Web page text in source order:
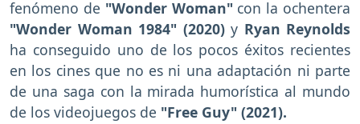
fenómeno de "Wonder Woman" con la ochentera
"Wonder Woman 1984" (2020)y Ryan Reynolds
ha conseguido uno de los pocos éxitos recientes
en los cines que no es ni una adaptación ni parte
de una saga con la mirada humorística al mundo
de los videojuegos de "Free Guy" (2021).